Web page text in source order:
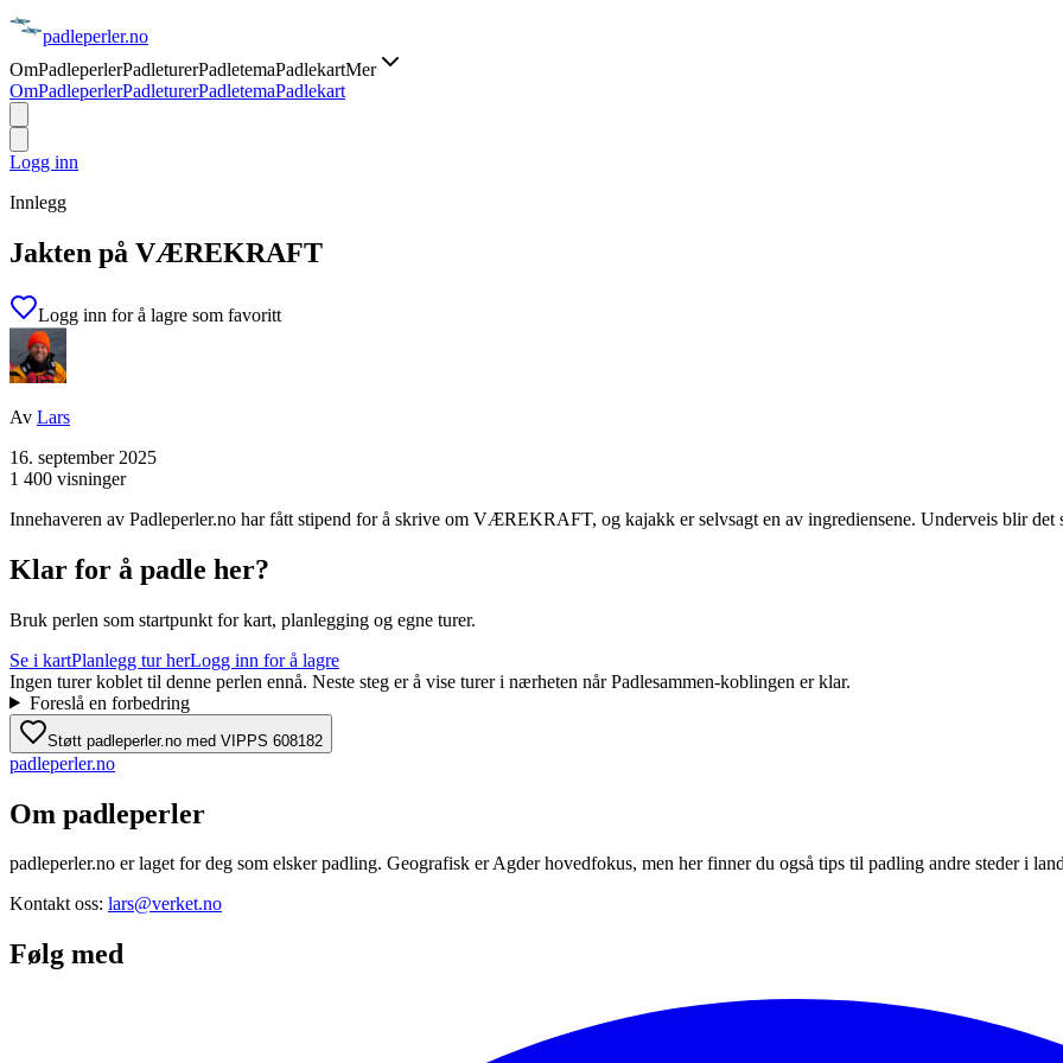
padleperler.no
OmPadleperlerPadleturerPadletemaPadlekartMer
OmPadleperlerPadleturerPadletemaPadlekart
Logg inn
Innlegg
Jakten på VÆREKRAFT
Logg inn for å lagre som favoritt
Av Lars
16. september 2025
1 400 visninger
Innehaveren av Padleperler.no har fått stipend for å skrive om VÆREKRAFT, og kajakk er selvsagt en av ingrediensene. Underveis blir det
Klar for å padle her?
Bruk perlen som startpunkt for kart, planlegging og egne turer.
Se i kartPlanlegg tur herLogg inn for å lagre
Ingen turer koblet til denne perlen ennå. Neste steg er å vise turer i nærheten når Padlesammen-koblingen er klar.
Foreslå en forbedring
Støtt padleperler.no med VIPPS 608182
padleperler.no
Om padleperler
padleperler.no er laget for deg som elsker padling. Geografisk er Agder hovedfokus, men her finner du også tips til padling andre steder i
Kontakt oss: lars@verket.no
Følg med